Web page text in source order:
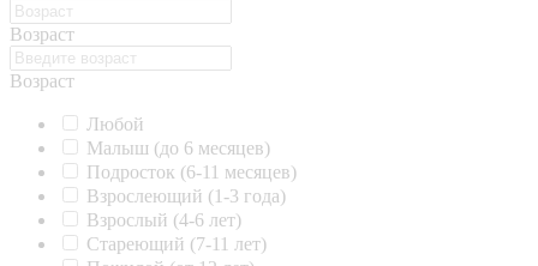
Возраст
Возраст
Любой
Малыш (до 6 месяцев)
Подросток (6-11 месяцев)
Взрослеющий (1-3 года)
Взрослый (4-6 лет)
Стареющий (7-11 лет)